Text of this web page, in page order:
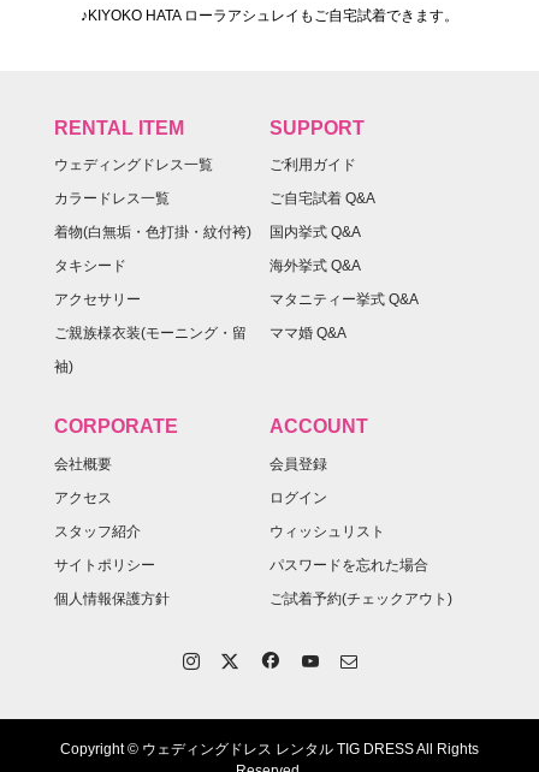
♪KIYOKO HATA ローラアシュレイもご自宅試着できます。
RENTAL ITEM
ウェディングドレス一覧
カラードレス一覧
着物(白無垢・色打掛・紋付袴)
タキシード
アクセサリー
ご親族様衣装(モーニング・留
袖)
SUPPORT
ご利用ガイド
ご自宅試着 Q&A
国内挙式 Q&A
海外挙式 Q&A
マタニティー挙式 Q&A
ママ婚 Q&A
CORPORATE
会社概要
アクセス
スタッフ紹介
サイトポリシー
個人情報保護方針
ACCOUNT
会員登録
ログイン
ウィッシュリスト
パスワードを忘れた場合
ご試着予約(チェックアウト)
Copyright © ウェディングドレス レンタル TIG DRESS All Rights